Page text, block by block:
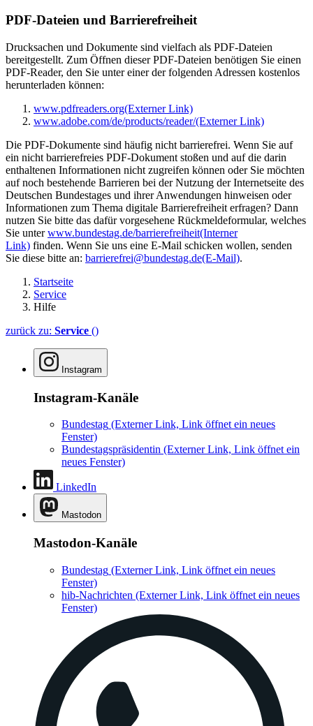
PDF-Dateien und Barrierefreiheit
Drucksachen und Dokumente sind vielfach als PDF-Dateien
bereitgestellt. Zum Öffnen dieser PDF-Dateien benötigen Sie einen
PDF-Reader, den Sie unter einer der folgenden Adressen kostenlos
herunterladen können:
www.pdfreaders.org(Externer Link)
www.adobe.com/de/products/reader/(Externer Link)
Die PDF-Dokumente sind häufig nicht barrierefrei. Wenn Sie auf
ein nicht barrierefreies PDF-Dokument stoßen und auf die darin
enthaltenen Informationen nicht zugreifen können oder Sie möchten
auf noch bestehende Barrieren bei der Nutzung der Internetseite des
Deutschen Bundestages und ihrer Anwendungen hinweisen oder
Informationen zum Thema digitale Barrierefreiheit erfragen? Dann
nutzen Sie bitte das dafür vorgesehene Rückmeldeformular, welches
Sie unterwww.bundestag.de/barrierefreiheit(Interner
Link) finden. Wenn Sie uns eine E-Mail schicken wollen, senden
Sie diese bitte an: barrierefrei@bundestag.de(E-Mail).
Startseite
Service
Hilfe
zurück zu: Service ()
Instagram
Instagram-Kanäle
Bundestag (Externer Link, Link öffnet ein neues
Fenster)
Bundestagspräsidentin (Externer Link, Link öffnet ein
neues Fenster)
LinkedIn
Mastodon
Mastodon-Kanäle
Bundestag (Externer Link, Link öffnet ein neues
Fenster)
hib-Nachrichten (Externer Link, Link öffnet ein neues
Fenster)